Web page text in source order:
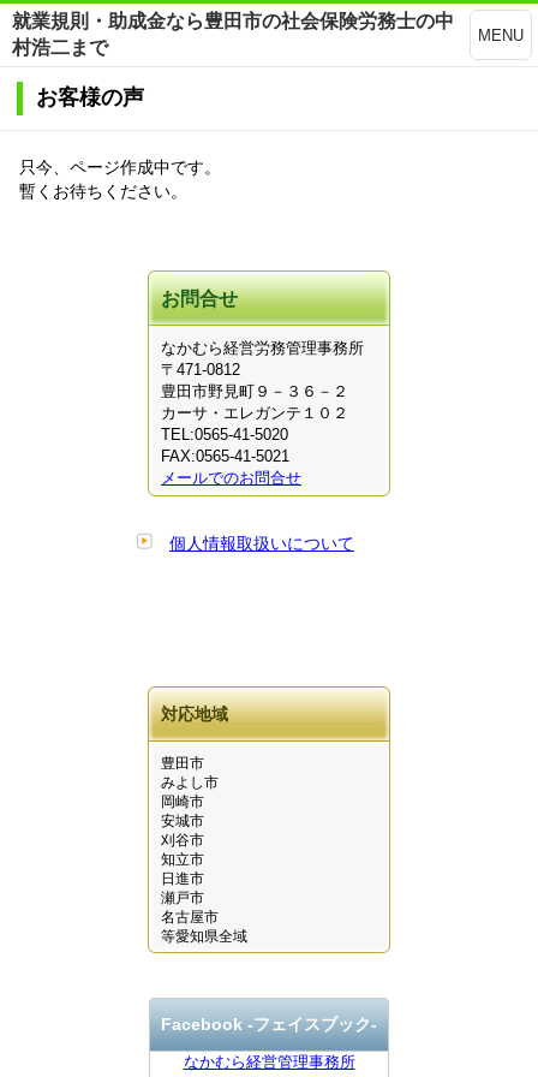
就業規則・助成金なら豊田市の社会保険労務士の中
村浩二まで
MENU
お客様の声
只今、ページ作成中です。
暫くお待ちください。
お問合せ
なかむら経営労務管理事務所
〒471-0812
豊田市野見町９－３６－２
カーサ・エレガンテ１０２
TEL:0565-41-5020
FAX:0565-41-5021
メールでのお問合せ
個人情報取扱いについて
対応地域
豊田市
みよし市
岡崎市
安城市
刈谷市
知立市
日進市
瀬戸市
名古屋市
等愛知県全域
Facebook ‐フェイスブック-
なかむら経営管理事務所